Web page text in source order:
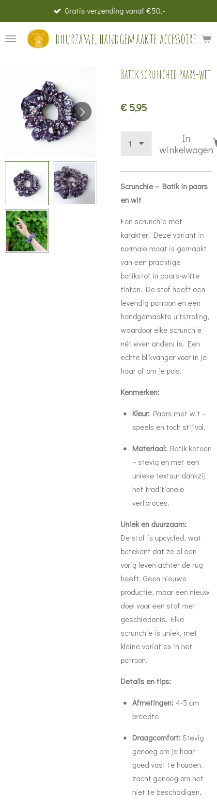
direct
naar
duurzame, handgemaakte accessoires
Gratis verzending vanaf €50,-
Batik scrunchie paars-wit
€ 5,95
In
winkelwagen
Scrunchie – Batik in paars
en wit
Een scrunchie met
karakter! Deze variant in
normale maat is gemaakt
van een prachtige
batikstof in paars-witte
tinten. De stof heeft een
levendig patroon en een
handgemaakte uitstraling,
waardoor elke scrunchie
nét even anders is. Een
echte blikvanger voor in je
haar of om je pols.
Kenmerken:
Kleur: Paars met wit –
speels en toch stijlvol.
Materiaal: Batik katoen
– stevig en met een
unieke textuur dankzij
het traditionele
verfproces.
Uniek en duurzaam:
De stof is upcycled, wat
betekent dat ze al een
vorig leven achter de rug
heeft. Geen nieuwe
productie, maar een nieuw
doel voor een stof met
geschiedenis. Elke
scrunchie is uniek, met
kleine variaties in het
patroon.
Details en tips:
Afmetingen: 4-5 cm
breedte
Draagcomfort:Stevig
genoeg om je haar
goed vast te houden,
zacht genoeg om het
niet te beschadigen.